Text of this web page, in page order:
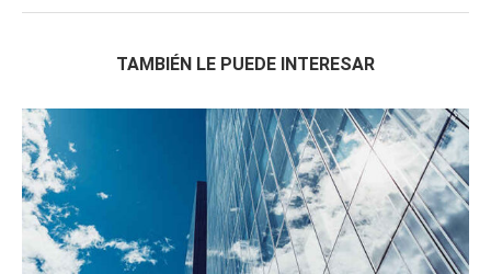
Curso Gratis Nuevas Tecnologías en la PY
Curso Gratis Promoción y Merchandising C
iento Comercial (80 horas)
Curso Gratis Gestión de Almacén (25 hora
s)
Curso Gratis Organización del proceso de
venta y técnicas de venta (180 horas)
Curso Gratis Ley Orgánica de Protección
de Datos en las pymes (20 horas)
Curso Gratis Comunicación y Atención Tel
TAMBIÉN LE PUEDE INTERESAR